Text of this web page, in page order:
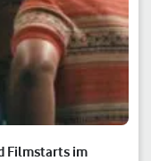
Filmstarts im